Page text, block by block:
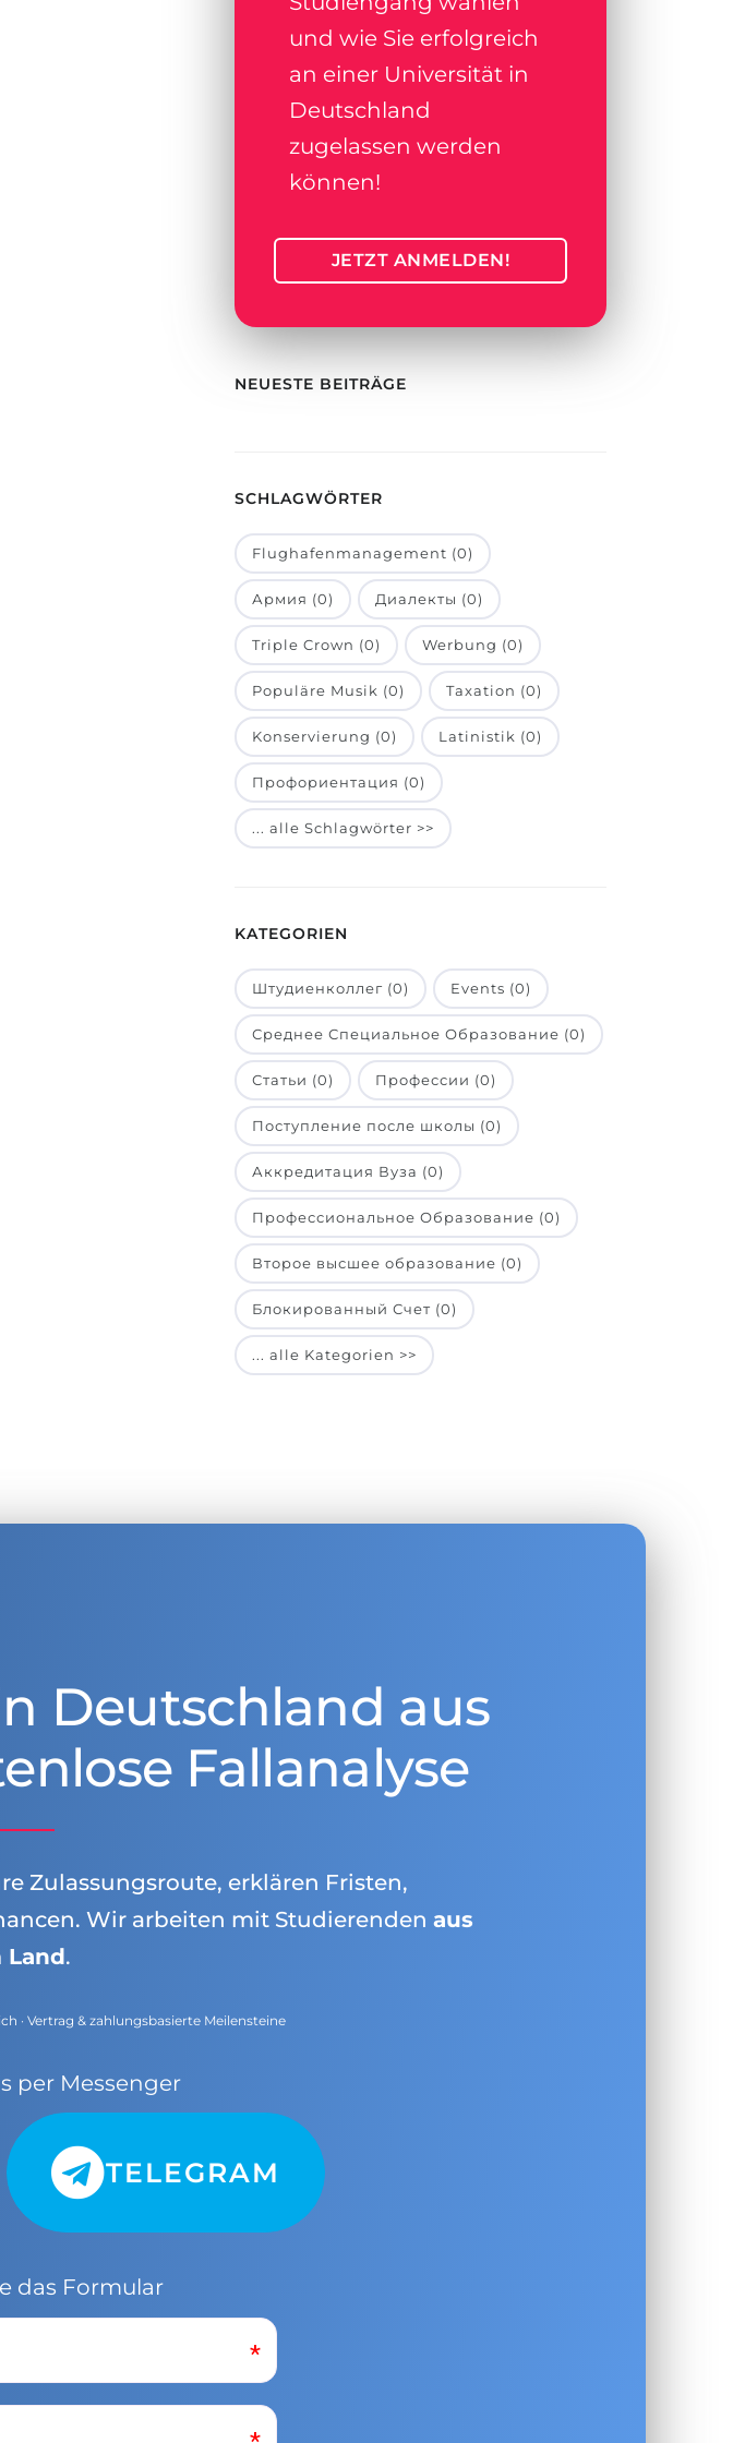
und wie Sie erfolgreich
an einer Universität in
Deutschland
zugelassen werden
können!
JETZT ANMELDEN!
NEUESTE BEITRÄGE
SCHLAGWÖRTER
Flughafenmanagement (0)
Армия (0) Диалекты (0)
Triple Crown (0) Werbung (0)
Populäre Musik (0) Taxation (0)
Konservierung (0) Latinistik (0)
Профориентация (0)
... alle Schlagwörter >>
KATEGORIEN
Штудиенколлег (0) Events (0)
Среднее Специальное Образование (0)
Статьи (0) Профессии (0)
Поступление после школы (0)
Аккредитация Вуза (0)
Профессиональное Образование (0)
Второе высшее образование (0)
Блокированный Счет (0)
... alle Kategorien >>
Deutschland aus
Fallanalyse
Zulassungsroute, erklären Fristen,
Wir arbeiten mit Studierendenaus
Land.
· Vertrag & zahlungsbasierte Meilensteine
per Messenger
TELEGRAM
das Formular